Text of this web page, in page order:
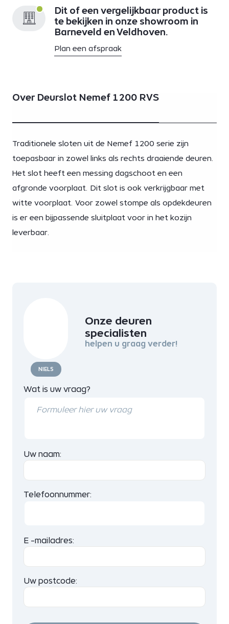
Dit of een vergelijkbaar product is
te bekijken in onze showroom in
Barneveld en Veldhoven.
Plan een afspraak
Over Deurslot Nemef 1200 RVS
Traditionele sloten uit de Nemef 1200 serie zijn
toepasbaar in zowel links als rechts draaiende deuren.
Het slot heeft een messing dagschoot en een
afgronde voorplaat. Dit slot is ook verkrijgbaar met
witte voorplaat. Voor zowel stompe als opdekdeuren
is er een bijpassende sluitplaat voor in het kozijn
leverbaar.
NIELS
Onze deuren
specialisten
helpen u graag verder!
Wat is uw vraag?
Uw naam:
Telefoonnummer:
E -mailadres:
Uw postcode: